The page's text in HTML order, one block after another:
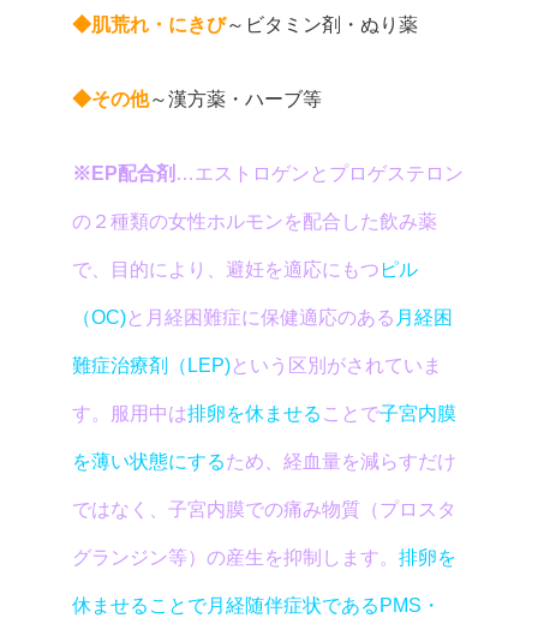
◆肌荒れ・にきび～ビタミン剤・ぬり薬
◆その他～漢方薬・ハーブ等
※EP配合剤 …エストロゲンとプロゲステロン
の２種類の女性ホルモンを配合した飲み薬
で、目的により、避妊を適応にもつ ピル
（OC)と月経困難症に保健適応のある 月経困
難症治療剤（LEP)という区別がされていま
す。服用中は排卵を休ませる ことで子宮内膜
を薄い状態にするため、経血量を減らすだけ
ではなく、子宮内膜での痛み物質（プロスタ
グランジン等）の産生を抑制します。 排卵を
休ませることで月経随伴症状であるPMS・